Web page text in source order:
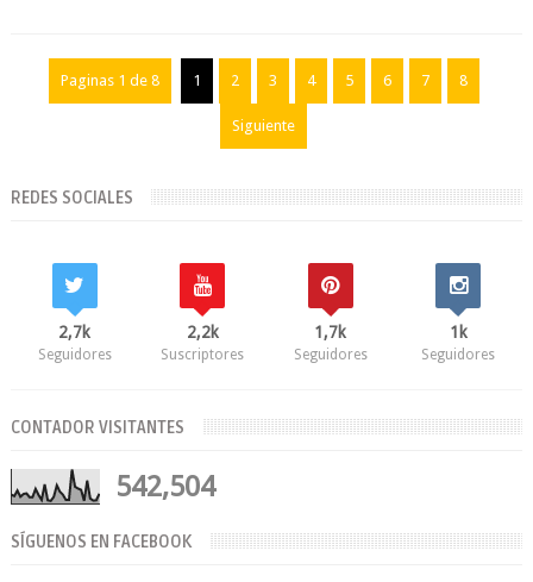
Paginas 1 de 8 1 2 3 4 5 6 7 8
Siguiente
REDES SOCIALES
2,7k
Seguidores
2,2k
Suscriptores
1,7k
Seguidores
1k
Seguidores
CONTADOR VISITANTES
542,504
SÍGUENOS EN FACEBOOK